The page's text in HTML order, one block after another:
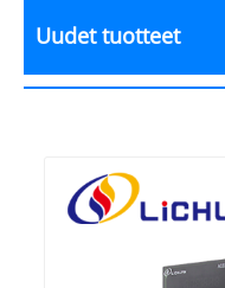
Uudet tuotteet